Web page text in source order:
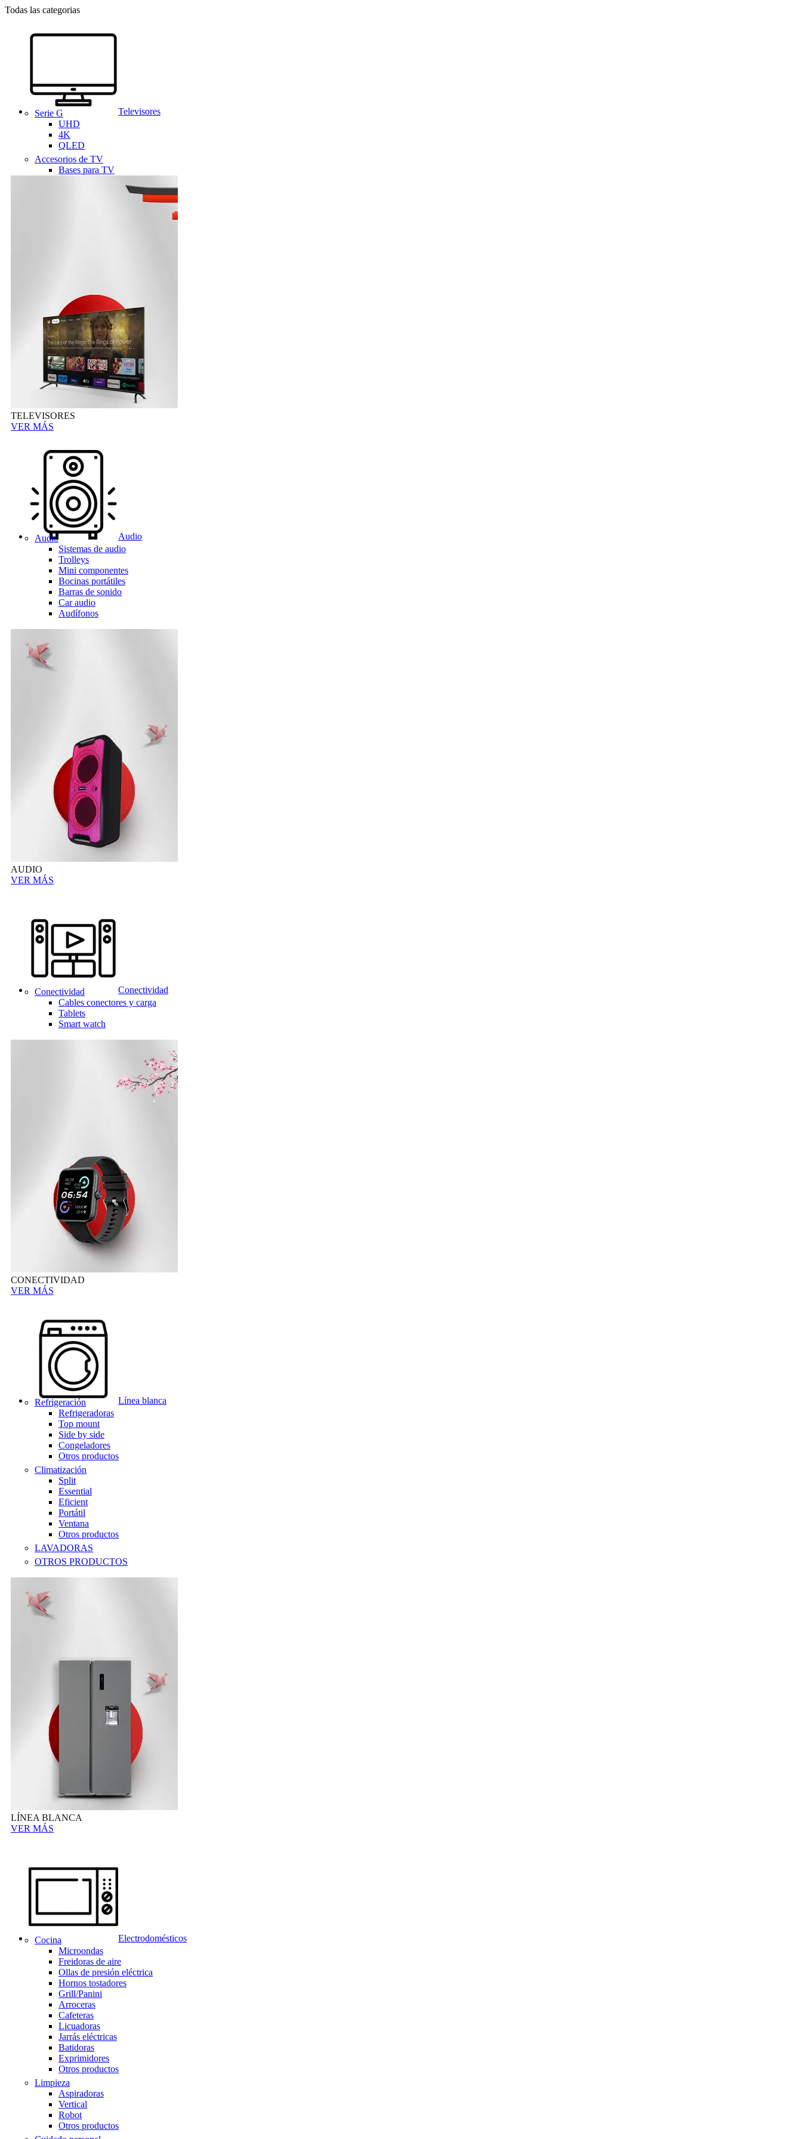
Todas las categorias
Televisores
Serie G
UHD
4K
QLED
Accesorios de TV
Bases para TV
TELEVISORES
VER MÁS
Audio
Audio
Sistemas de audio
Trolleys
Mini componentes
Bocinas portátiles
Barras de sonido
Car audio
Audífonos
AUDIO
VER MÁS
Conectividad
Conectividad
Cables conectores y carga
Tablets
Smart watch
CONECTIVIDAD
VER MÁS
Línea blanca
Refrigeración
Refrigeradoras
Top mount
Side by side
Congeladores
Otros productos
Climatización
Split
Essential
Eficient
Portátil
Ventana
Otros productos
LAVADORAS
OTROS PRODUCTOS
LÍNEA BLANCA
VER MÁS
Electrodomésticos
Cocina
Microondas
Freidoras de aire
Ollas de presión eléctrica
Hornos tostadores
Grill/Panini
Arroceras
Cafeteras
Licuadoras
Jarrás eléctricas
Batidoras
Exprimidores
Otros productos
Limpieza
Aspiradoras
Vertical
Robot
Otros productos